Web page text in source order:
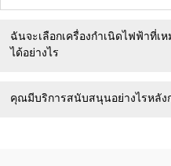
ฉันจะเลือกเครื่องกำเนิดไฟฟ้าที่เ
ได้อย่างไร
คุณมีบริการสนับสนุนอย่างไรหลัง